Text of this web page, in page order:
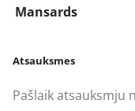
Mansards
Atsauksmes
Pašlaik atsauksmju